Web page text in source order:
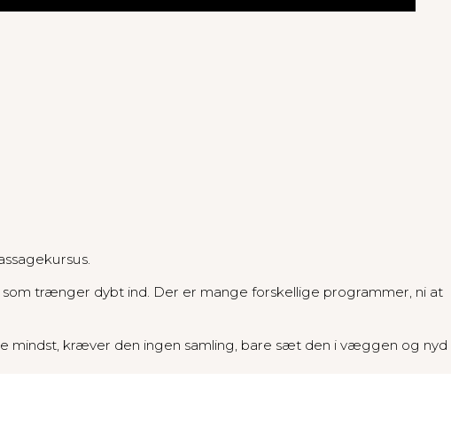
trænger dybt ind. Der er mange forskellige programmer, ni at
mindst, kræver den ingen samling, bare sæt den i væggen og nyd